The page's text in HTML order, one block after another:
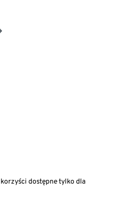
dostępne tylko dla